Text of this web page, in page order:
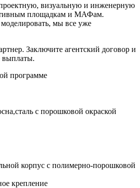
визуальную и инженерную
площадкам и МАФам.
мы все уже
Заключите агентский договор и
выплаты.
программе
с порошковой окраской
корпус с полимерно-порошковой
крепление